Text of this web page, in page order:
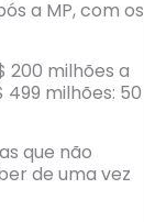
a MP, com os
200 milhões a
499 milhões: 50
que não
de uma vez